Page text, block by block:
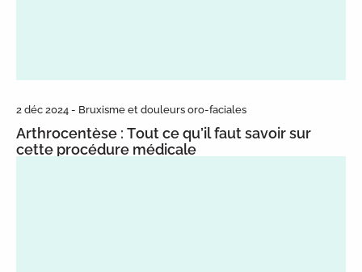
2 déc 2024 - Bruxisme et douleurs oro-faciales
Arthrocentèse : Tout ce qu’il faut savoir sur
cette procédure médicale